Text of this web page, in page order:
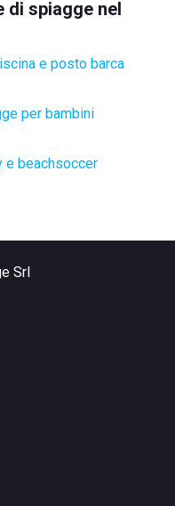
di spiagge nel
e posto barca
per bambini
e beachsoccer
Srl